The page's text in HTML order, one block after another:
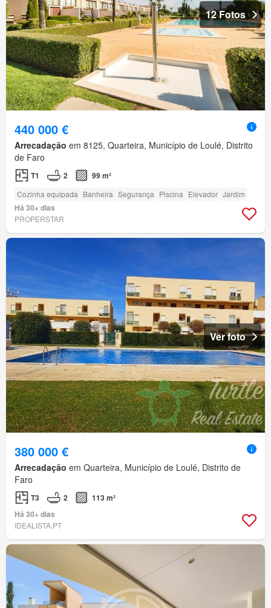
12 Fotos
440 000 €
Arrecadação em 8125, Quarteira, Município de Loulé, Distrito
de Faro
T1 2 99 m²
Cozinha equipada Banheira Segurança Piscina Elevador Jardim
Há 30+ dias
PROPERSTAR
Ver foto
380 000 €
Arrecadação em Quarteira, Município de Loulé, Distrito de
Faro
T3 2
113 m²
Há 30+ dias
IDEALISTA.PT